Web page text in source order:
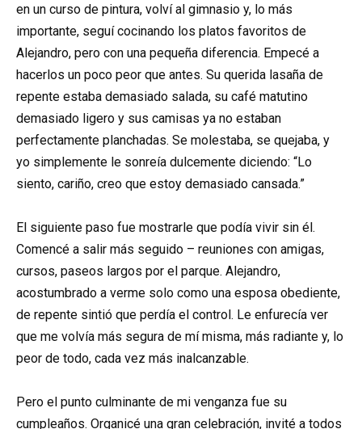
en un curso de pintura, volví al gimnasio y, lo más
importante, seguí cocinando los platos favoritos de
Alejandro, pero con una pequeña diferencia. Empecé a
hacerlos un poco peor que antes. Su querida lasaña de
repente estaba demasiado salada, su café matutino
demasiado ligero y sus camisas ya no estaban
perfectamente planchadas. Se molestaba, se quejaba, y
yo simplemente le sonreía dulcemente diciendo: “Lo
siento, cariño, creo que estoy demasiado cansada.”
El siguiente paso fue mostrarle que podía vivir sin él.
Comencé a salir más seguido – reuniones con amigas,
cursos, paseos largos por el parque. Alejandro,
acostumbrado a verme solo como una esposa obediente,
de repente sintió que perdía el control. Le enfurecía ver
que me volvía más segura de mí misma, más radiante y, lo
peor de todo, cada vez más inalcanzable.
Pero el punto culminante de mi venganza fue su
cumpleaños. Organicé una gran celebración, invité a todos